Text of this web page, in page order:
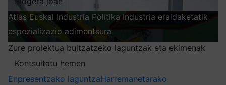
Atlas Euskal Industria Politika Industria eraldaketatik
espezializazio adimentsura
Zure proiektua bultzatzeko laguntzak eta ekimenak
Kontsultatu hemen
Enpresentzako laguntzaHarremanetarako